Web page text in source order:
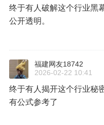
终于有人破解这个行业黑
公开透明。
福建网友18742
2026-02-22 10:41
终于有人揭开这个行业秘
有公式参考了